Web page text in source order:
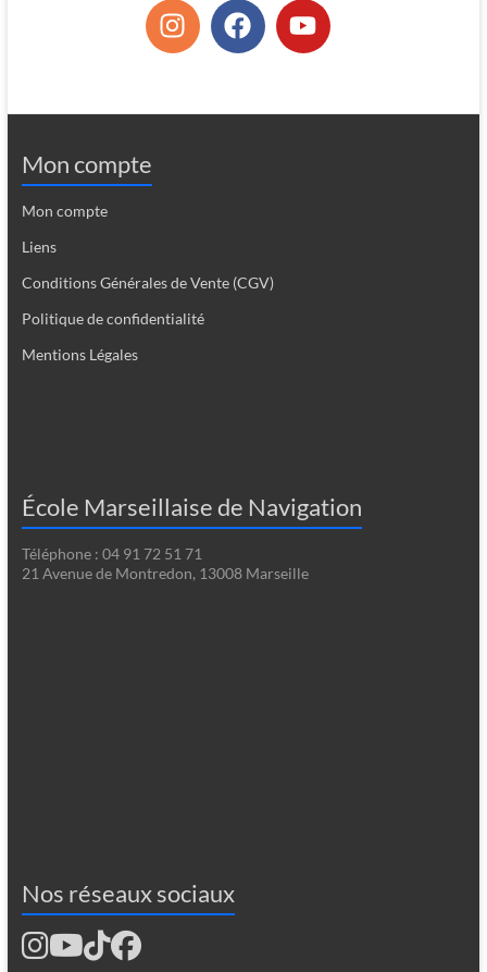
Mon compte
Mon compte
Liens
Conditions Générales de Vente (CGV)
Politique de confidentialité
Mentions Légales
École Marseillaise de Navigation
Téléphone : 04 91 72 51 71
21 Avenue de Montredon, 13008 Marseille
Nos réseaux sociaux